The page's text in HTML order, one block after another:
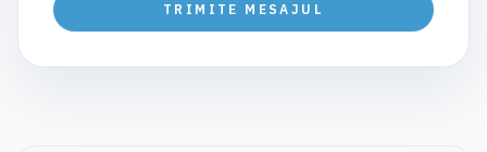
TRIMITE MESAJUL